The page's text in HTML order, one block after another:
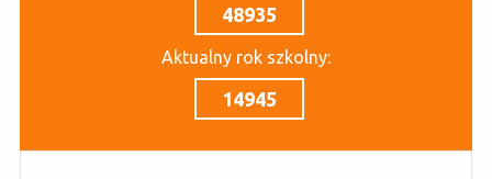
48935
Aktualny rok szkolny:
14945